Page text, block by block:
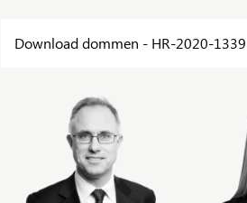
Download dommen - HR-2020-